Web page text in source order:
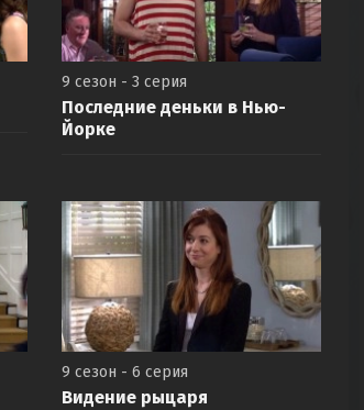
9 сезон - 3 серия
Последние деньки в Нью-
Йорке
9 сезон - 6 серия
Видение рыцаря